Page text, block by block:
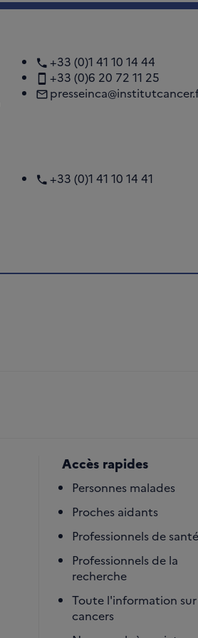
+33 (0)1 41 10 14 44
+33 (0)6 20 72 11 25
+33 (0)1 41 10 14 41
Accès rapides
Personnes malades
Proches aidants
Professionnels de santé
Professionnels de la
recherche
Toute l'information sur
cancers